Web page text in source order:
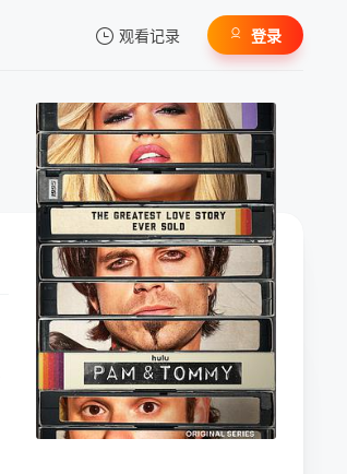
观看记录
暂无观看影片的记录
登录
克里斯托弗·马修·库克 / 亚当·邓内尔斯